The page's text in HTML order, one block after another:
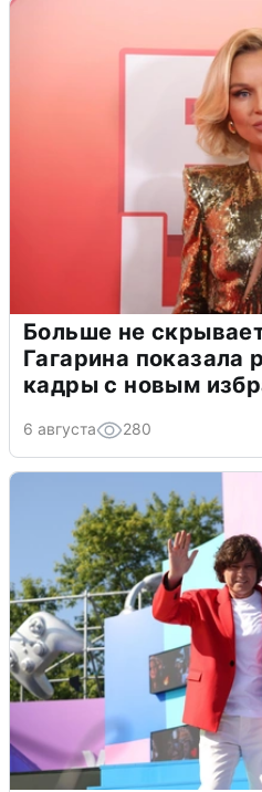
Больше не
Гагарина показала
кадры с новым
6 августа 280